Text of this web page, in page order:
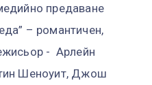
предаване
– романтичен,
- Арлейн
Шеноуит, Джош